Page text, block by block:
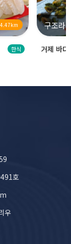
4.47km
한식
구조라
거제 바
호
우